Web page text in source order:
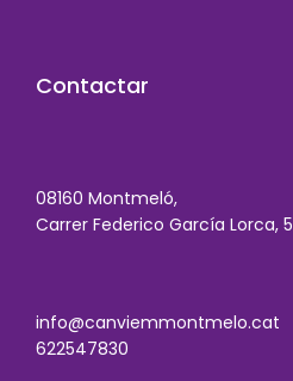
Contactar
08160 Montmeló,
Carrer Federico García Lorca, 5
info@canviemmontmelo.cat
622547830